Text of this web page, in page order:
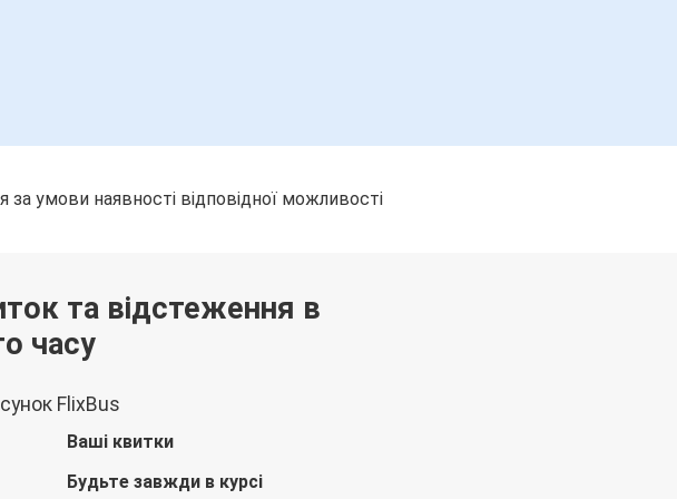
за умови наявності відповідної можливості
та відстеження в
часу
FlixBus
Ваші квитки
Будьте завжди в курсі